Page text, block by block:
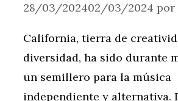
28/03/202402/03/2024 por
California, tierra de
diversidad, ha sido durante
un semillero para la música
independiente y alternativa.